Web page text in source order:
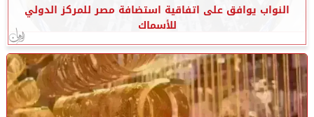
النواب يوافق على اتفاقية استضافة مصر للمركز الدولي
للأسماك